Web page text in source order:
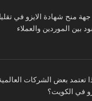
جهة منح شهادة الايزو في
بين الموردين والعملاء
تعتمد بعض الشركات
في الكويت؟